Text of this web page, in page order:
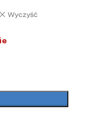
Wyczyść